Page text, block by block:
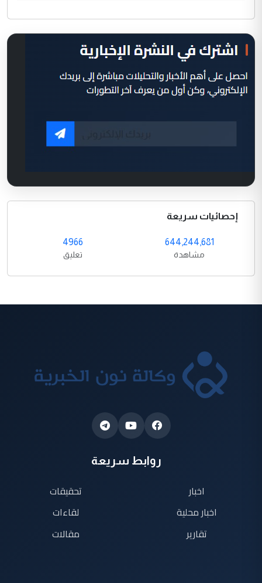
إحصائيات سريعة
644,244,681
مشاهدة
4966
تعليق
روابط سريعة
اخبار
اخبار محلية
تقارير
تحقيقات
لقاءات
مقالات